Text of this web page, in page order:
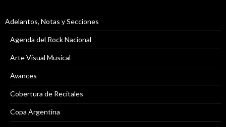
Adelantos, Notas y Secciones
Agenda del Rock Nacional
Arte Visual Musical
Avances
Cobertura de Recitales
Copa Argentina